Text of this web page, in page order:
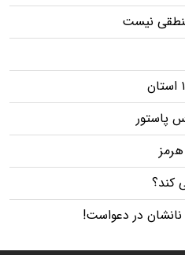
نیست
پاستور
کند؟
در دعواست!